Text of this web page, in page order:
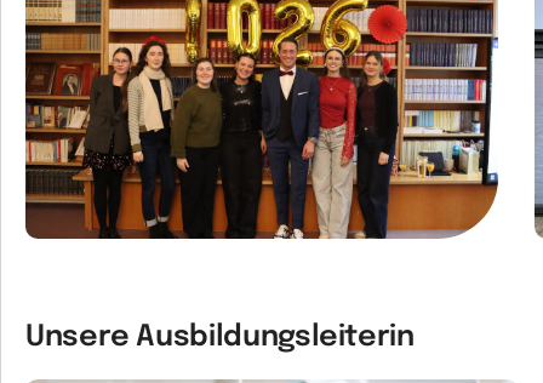
Unsere Ausbildungsleiterin